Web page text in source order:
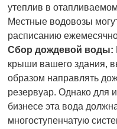
утеплив в
Местные водовозы
расписанию
Сбор дождевой воды:
крыши вашего здания,
образом направлять
резервуар. Однако для
бизнесе эта вода
многоступенчатую